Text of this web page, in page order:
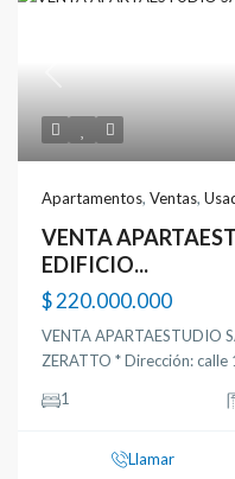
Previous
Apartamentos, Ventas,
VENTA
EDIFICIO...
$ 220.000.000
VENTA APARTAESTUDIO
ZERATTO * Dirección:
1
Llamar